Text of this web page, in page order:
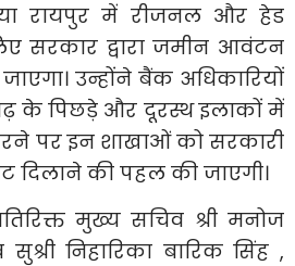
रायपुर में रीजनल और हेड
सरकार द्वारा जमीन आवंटन
उन्होंने बैंक अधिकारियों
के पिछड़े और दूरस्थ इलाकों में
पर इन शाखाओं को सरकारी
दिलाने की पहल की जाएगी।
मुख्य सचिव श्री मनोज
निहारिका बारिक सिंह ,